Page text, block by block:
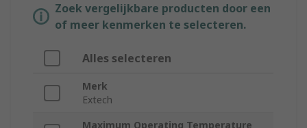
Zoek vergelijkbare producten door een
of meer kenmerken te selecteren.
Alles selecteren
Merk
Extech
Maximum Operating Temperature